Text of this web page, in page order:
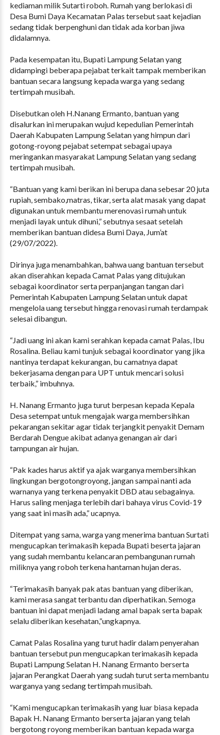
kediaman milik Sutarti roboh. Rumah yang berlokasi di
Desa Bumi Daya Kecamatan Palas tersebut saat kejadian
sedang tidak berpenghuni dan tidak ada korban jiwa
didalamnya.
Pada kesempatan itu, Bupati Lampung Selatan yang
didampingi beberapa pejabat terkait tampak memberikan
bantuan secara langsung kepada warga yang sedang
tertimpah musibah.
Disebutkan oleh H.Nanang Ermanto, bantuan yang
disalurkan ini merupakan wujud kepedulian Pemerintah
Daerah Kabupaten Lampung Selatan yang himpun dari
gotong-royong pejabat setempat sebagai upaya
meringankan masyarakat Lampung Selatan yang sedang
tertimpah musibah.
“Bantuan yang kami berikan ini berupa dana sebesar 20 juta
rupiah, sembako,matras, tikar, serta alat masak yang dapat
digunakan untuk membantu merenovasi rumah untuk
menjadi layak untuk dihuni,” sebutnya sesaat setelah
memberikan bantuan didesa Bumi Daya, Jum’at
(29/07/2022).
Dirinya juga menambahkan, bahwa uang bantuan tersebut
akan diserahkan kepada Camat Palas yang ditujukan
sebagai koordinator serta perpanjangan tangan dari
Pemerintah Kabupaten Lampung Selatan untuk dapat
mengelola uang tersebut hingga renovasi rumah terdampak
selesai dibangun.
“Jadi uang ini akan kami serahkan kepada camat Palas, Ibu
Rosalina. Beliau kami tunjuk sebagai koordinator yang jika
nantinya terdapat kekurangan, bu camatnya dapat
bekerjasama dengan para UPT untuk mencari solusi
terbaik,” imbuhnya.
H. Nanang Ermanto juga turut berpesan kepada Kepala
Desa setempat untuk mengajak warga membersihkan
pekarangan sekitar agar tidak terjangkit penyakit Demam
Berdarah Dengue akibat adanya genangan air dari
tampungan air hujan.
“Pak kades harus aktif ya ajak warganya membersihkan
lingkungan bergotongroyong, jangan sampai nanti ada
warnanya yang terkena penyakit DBD atau sebagainya.
Harus saling menjaga terlebih dari bahaya virus Covid-19
yang saat ini masih ada,” ucapnya.
Ditempat yang sama, warga yang menerima bantuan Surtati
mengucapkan terimakasih kepada Bupati beserta jajaran
yang sudah membantu kelancaran pembangunan rumah
miliknya yang roboh terkena hantaman hujan deras.
“Terimakasih banyak pak atas bantuan yang diberikan,
kami merasa sangat terbantu dan diperhatikan. Semoga
bantuan ini dapat menjadi ladang amal bapak serta bapak
selalu diberikan kesehatan,”ungkapnya.
Camat Palas Rosalina yang turut hadir dalam penyerahan
bantuan tersebut pun mengucapkan terimakasih kepada
Bupati Lampung Selatan H. Nanang Ermanto berserta
jajaran Perangkat Daerah yang sudah turut serta membantu
warganya yang sedang tertimpah musibah.
“Kami mengucapkan terimakasih yang luar biasa kepada
Bapak H. Nanang Ermanto berserta jajaran yang telah
bergotong royong memberikan bantuan kepada warga